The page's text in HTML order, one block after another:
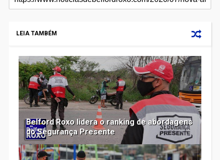
LEIA TAMBÉM
Belford Roxo lidera o ranking de abordagens
do Segurança Presente